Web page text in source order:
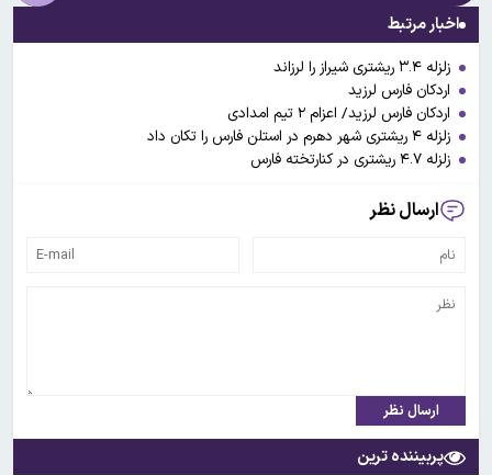
اخبار مرتبط
زلزله ۳.۴ ریشتری شیراز را لرزاند
اردکان فارس لرزید
اردکان فارس لرزید/ اعزام ۲ تیم امدادی
زلزله ۴ ریشتری شهر دهرم در استلن فارس را تکان داد
زلزله ۴.۷ ریشتری در کنارتخته فارس
ارسال نظر
ارسال نظر
پربیننده ترین